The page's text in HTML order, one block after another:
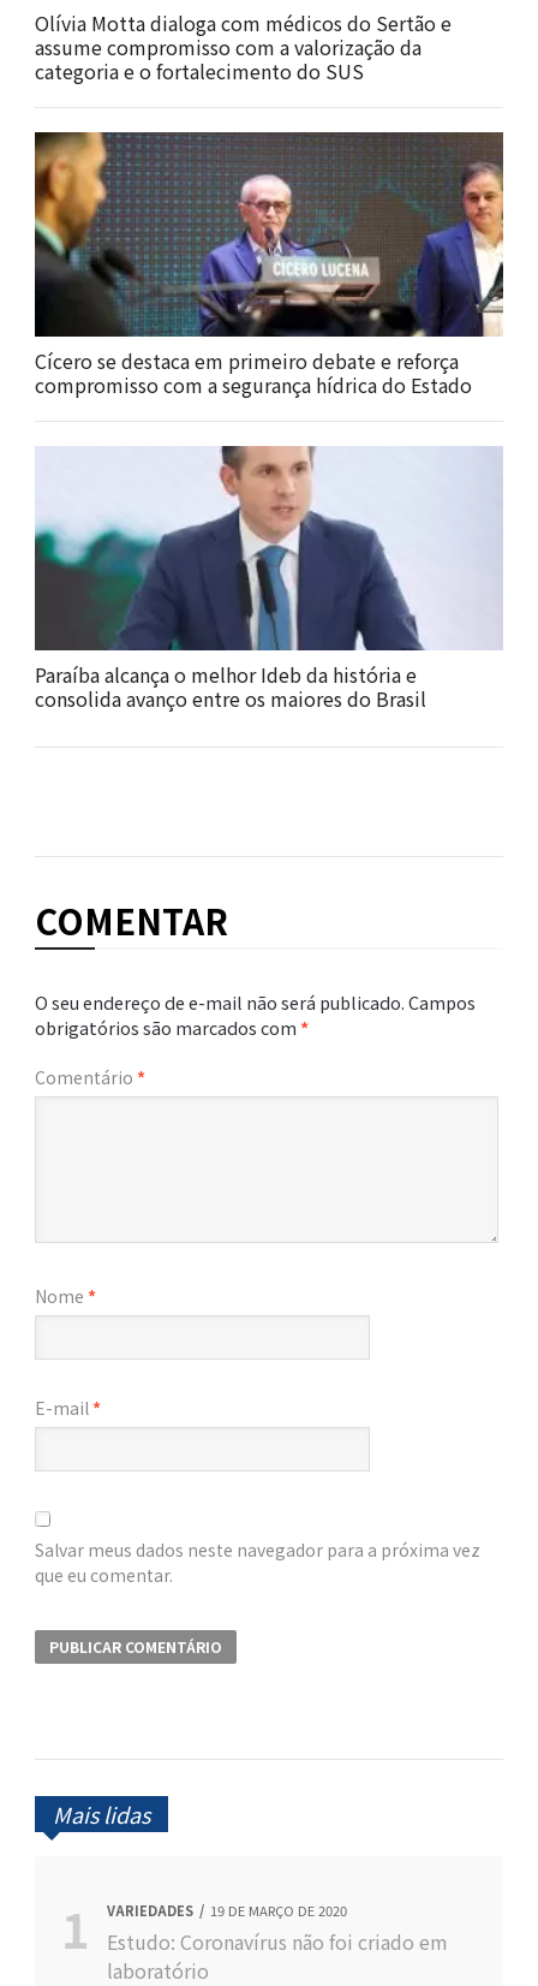
Olívia Motta dialoga com médicos do Sertão e
assume compromisso com a valorização da
categoria e o fortalecimento do SUS
Cícero se destaca em primeiro debate e reforça
compromisso com a segurança hídrica do Estado
Paraíba alcança o melhor Ideb da história e
consolida avanço entre os maiores do Brasil
COMENTAR
O seu endereço de e-mail não será publicado.Campos
obrigatórios são marcados com*
Comentário *
Nome *
E-mail *
Salvar meus dados neste navegador para a próxima vez
que eu comentar.
Mais lidas
VARIEDADES 19 DE MARÇO DE 2020
Estudo: Coronavírus não foi criado em
laboratório